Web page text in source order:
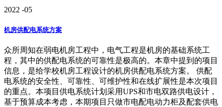
2022 -05
机房供配电系统方案
众所周知在弱电机房工程中，电气工程是机房的基础系统工
程，其中的供配电系统的可靠性是极高的。本章中提到的项目
信息，是给学校机房工程设计的机房供配电系统方案。 供配
电系统的安全性、可靠性、可维护性和在线扩展性是本次项目
的重点。本项目供电系统计划采用UPS和市电双路供电设计，
基于预算成本考虑，本期项目只做市电配电动力柜及配套供电